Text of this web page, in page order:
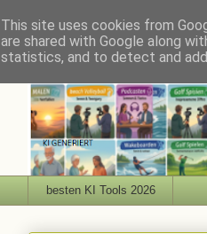
besten KI Tools 2026
This site uses cookies from
are shared with Google along
statistics, and to detect and